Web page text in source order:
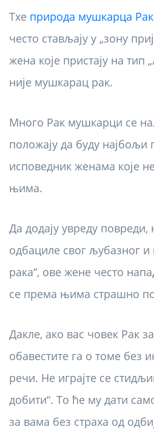
Тхе природа мушкарца
често стављају у „зону
жена које пристају на тип
није мушкарац рак.
Много Рак мушкарци се
положају да буду најбољи
исповедник женама које
њима.
Да додају увреду
одбациле свог љубазног и
рака“, ове жене често
се према њима страшно
Дакле, ако вас човек Рак
обавестите га о томе без
речи. Не играјте се
добити“. То ће му дати
за вама без страха од